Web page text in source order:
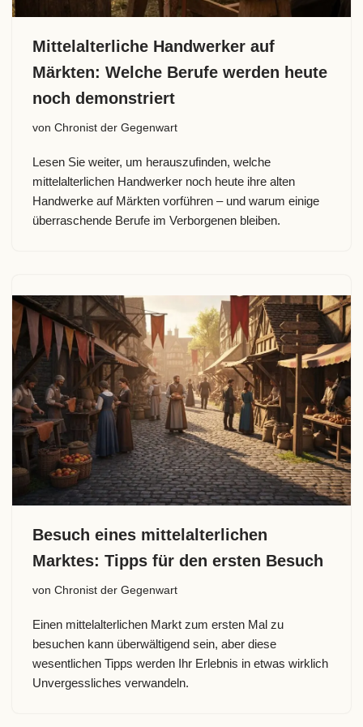
Mittelalterliche Handwerker auf
Märkten: Welche Berufe werden heute
noch demonstriert
von Chronist der Gegenwart
Lesen Sie weiter, um herauszufinden, welche
mittelalterlichen Handwerker noch heute ihre alten
Handwerke auf Märkten vorführen – und warum einige
überraschende Berufe im Verborgenen bleiben.
Besuch eines mittelalterlichen
Marktes: Tipps für den ersten Besuch
von Chronist der Gegenwart
Einen mittelalterlichen Markt zum ersten Mal zu
besuchen kann überwältigend sein, aber diese
wesentlichen Tipps werden Ihr Erlebnis in etwas wirklich
Unvergessliches verwandeln.